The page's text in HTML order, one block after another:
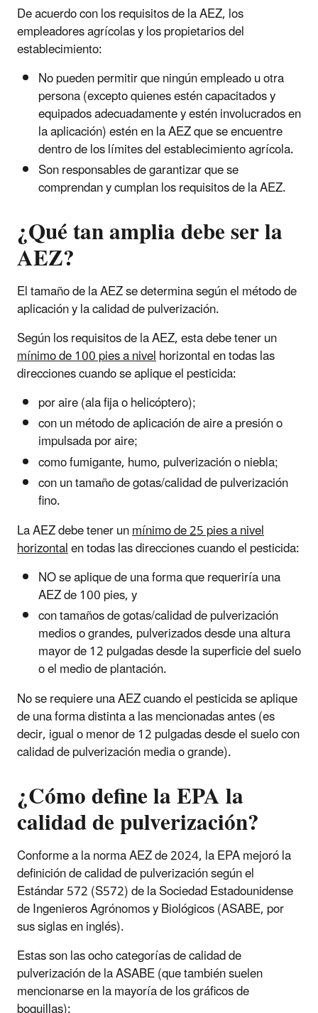
De acuerdo con los requisitos de la AEZ, los
empleadores agrícolas y los propietarios del
establecimiento:
No pueden permitir que ningún empleado u otra
persona (excepto quienes estén capacitados y
equipados adecuadamente y estén involucrados en
la aplicación) estén en la AEZ que se encuentre
dentro de los límites del establecimiento agrícola.
Son responsables de garantizar que se
comprendan y cumplan los requisitos de la AEZ.
¿Qué tan amplia debe ser la
AEZ?
El tamaño de la AEZ se determina según el método de
aplicación y la calidad de pulverización.
Según los requisitos de la AEZ, esta debe tener un
mínimo de 100 pies a nivelhorizontal en todas las
direcciones cuando se aplique el pesticida:
por aire (ala fija o helicóptero);
con un método de aplicación de aire a presión o
impulsada por aire;
como fumigante, humo, pulverización o niebla;
con un tamaño de gotas/calidad de pulverización
fino.
La AEZ debe tener unmínimo de 25 pies a nivel
horizontalen todas las direcciones cuando el pesticida:
NO se aplique de una forma que requeriría una
AEZ de 100 pies, y
con tamaños de gotas/calidad de pulverización
medios o grandes, pulverizados desde una altura
mayor de 12 pulgadas desde la superficie del suelo
o el medio de plantación.
No se requiere una AEZ cuando el pesticida se aplique
de una forma distinta a las mencionadas antes (es
decir, igual o menor de 12 pulgadas desde el suelo con
calidad de pulverización media o grande).
¿Cómo define la EPA la
calidad de pulverización?
Conforme a la norma AEZ de 2024, la EPA mejoró la
definición de calidad de pulverización según el
Estándar 572 (S572) de la Sociedad Estadounidense
de Ingenieros Agrónomos y Biológicos (ASABE, por
sus siglas en inglés).
Estas son las ocho categorías de calidad de
pulverización de la ASABE (que también suelen
mencionarse en la mayoría de los gráficos de